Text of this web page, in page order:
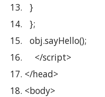
  }
  };
  obj.sayHello();
    </script>
</head>
<body>